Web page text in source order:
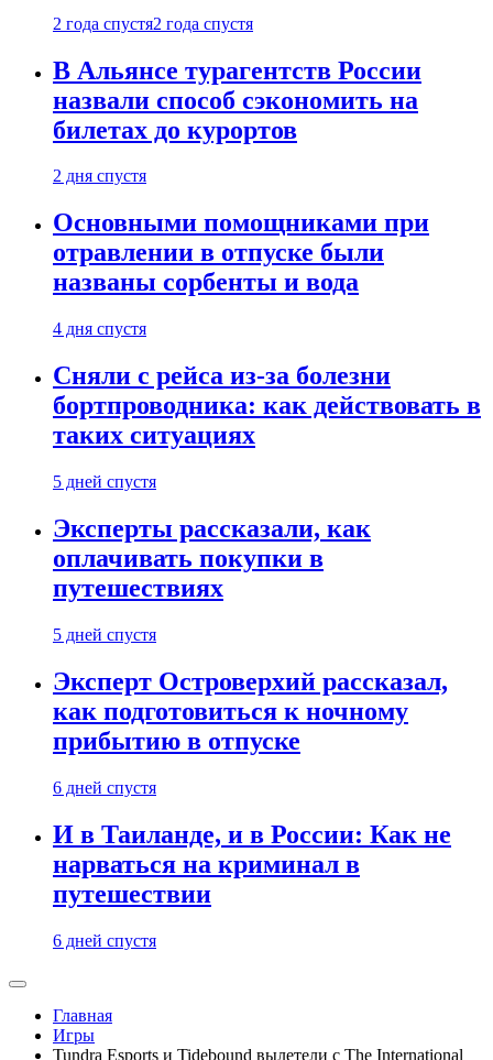
2 года спустя2 года спустя
В Альянсе турагентств России
назвали способ сэкономить на
билетах до курортов
2 дня спустя
Основными помощниками при
отравлении в отпуске были
названы сорбенты и вода
4 дня спустя
Сняли с рейса из-за болезни
бортпроводника: как действовать в
таких ситуациях
5 дней спустя
Эксперты рассказали, как
оплачивать покупки в
путешествиях
5 дней спустя
Эксперт Островерхий рассказал,
как подготовиться к ночному
прибытию в отпуске
6 дней спустя
И в Таиланде, и в России: Как не
нарваться на криминал в
путешествии
6 дней спустя
Главная
Игры
Tundra Esports и Tidebound вылетели с The International